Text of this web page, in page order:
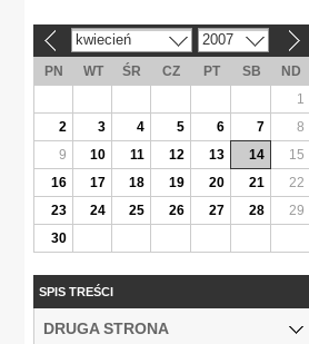
kwiecień 2007
PN WT ŚR CZ PT SB
ND
1
2
3 4 5 6 7
8
9
10 11 12 13 14
15
16
17 18 19 20 21
22
23
24 25 26 27 28
29
30
SPIS TREŚCI
DRUGA STRONA